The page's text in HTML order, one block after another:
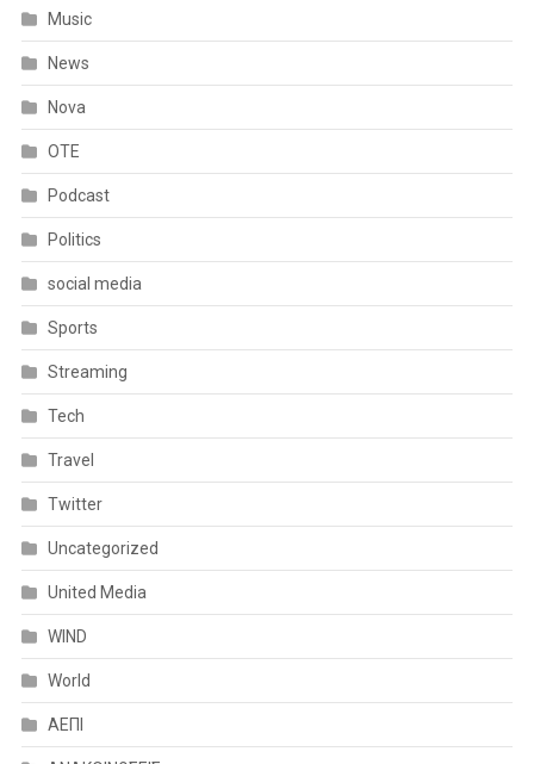
Music
News
Nova
OTE
Podcast
Politics
social media
Sports
Streaming
Tech
Travel
Twitter
Uncategorized
United Media
WIND
World
ΑΕΠΙ